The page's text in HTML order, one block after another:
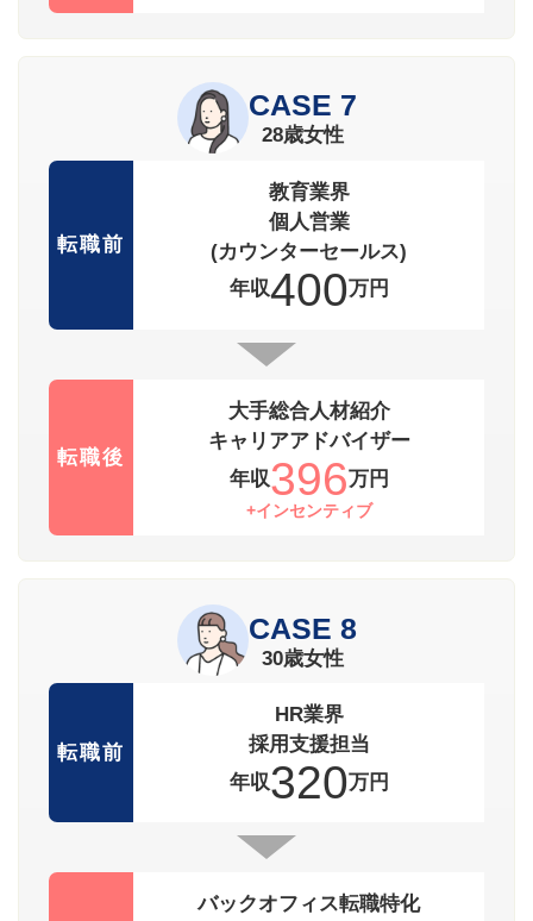
CASE 7
28歳女性
転職前
教育業界
個人営業
(カウンターセールス)
年収400万円
転職後
大手総合人材紹介
キャリアアドバイザー
年収396万円
+インセンティブ
CASE 8
30歳女性
転職前
HR業界
採用支援担当
年収320万円
バックオフィス転職特化